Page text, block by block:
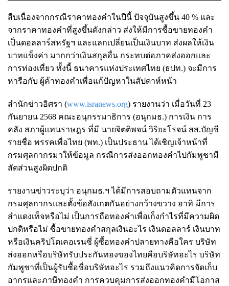
สืบเนื่องจากกรณีราคาทองคำในปีนี้ ปัจจุบันสูงขึ้น 40 % และ
จากราคาทองคำที่สูงขึ้นดังกล่าว ส่งให้มีการซื้อขายทองคำ
เป็นดอลลาร์สหรัฐฯ และแลกเปลี่ยนเป็นเงินบาท ส่งผลให้เงิน
บาทแข็งค่า มากกว่าเงินสกุลอื่น กระทบต่อภาคส่งออกและ
การท่องเที่ยว ทั้งนี้ ธนาคารแห่งประเทศไทย (ธปท.) จะมีการ
หารือกับ ผู้ค้าทองคำเพื่อแก้ปัญหาในสัปดาห์หน้า
สำนักข่าวอิศรา (www.isranews.org) รายงานว่า เมื่อวันที่ 23
กันยายน 2568 คณะอนุกรรมาธิการ (อนุกมธ.) การเงิน การ
คลัง สภาผู้แทนราษฎร ที่มี นายจิตติพจน์ วิริยะโรจน์ สส.บัญชี
รายชื่อ พรรคเพื่อไทย (พท.) เป็นประธาน ได้เชิญเจ้าหน้าที่
กรมศุลกากรมาให้ข้อมูล กรณีการส่งออกทองคำไปกัมพูชามี
สัดส่วนสูงผิดปกติ
รายงานข่าวระบุว่า อนุกมธ.ฯ ได้มีการสอบถามตัวแทนจาก
กรมศุลกากรและตั้งข้อสังเกตกันอย่างกว้างขวาง อาทิ มีการ
สำแดงเท็จหรือไม่ เป็นการถือทองคำเพื่อเก็งกำไรที่มีความผิด
ปกติหรือไม่ ซื้อขายทองคำสกุลเงินอะไร เงินดอลลาร์ เงินบาท
หรือเงินคริปโตเคอเรนซี่ ผู้ซื้อทองคำปลายทางคือใคร บริษัท
ส่งออกหรือบริษัทรับประกันทองของไทยคือบริษัทอะไร บริษัท
กัมพูชาที่เป็นผู้รับซื้อชื่อบริษัทอะไร รวมถึงแนวคิดการจัดเก็บ
อากรและภาษีทองคำ การควบคุมการส่งออกทองคำมีโอกาส